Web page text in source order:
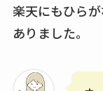
楽天にもひら
ありました。